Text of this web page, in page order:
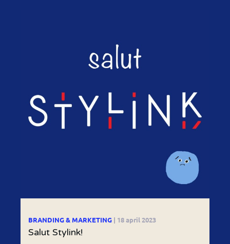
BRANDING & MARKETING | 18 april 2023
Salut Stylink!